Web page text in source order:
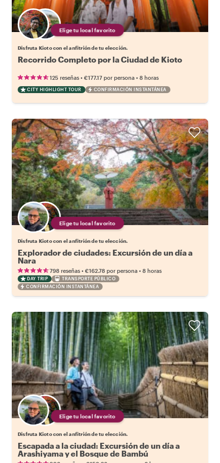
Elige tu local favorito
Disfruta Kioto con el anfitrión de tu elección.
Recorrido Completo por la Ciudad de Kioto
125 reseñas • €177.17 por persona • 8 horas
CITY HIGHLIGHT TOUR CONFIRMACIÓN INSTANTÁNEA
Elige tu local favorito
Disfruta Kioto con el anfitrión de tu elección.
Explorador de ciudades: Excursión de un día a
Nara
798 reseñas • €162.78 por persona • 8 horas
DAY TRIP
TRANSPORTE PÚBLICO
CONFIRMACIÓN INSTANTÁNEA
Elige tu local favorito
Disfruta Kioto con el anfitrión de tu elección.
Escapada a la ciudad: Excursión de un día a
Arashiyama y el Bosque de Bambú